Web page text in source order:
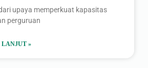
upaya memperkuat kapasitas
perguruan
»